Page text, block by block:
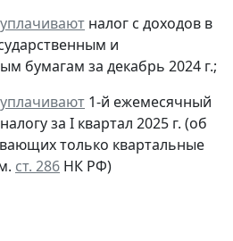
уплачивают налог с доходов в
и
бумагам за декабрь 2024 г.;
уплачивают 1-й ежемесячный
за I квартал 2025 г. (об
только квартальные
ст. 286 НК РФ)